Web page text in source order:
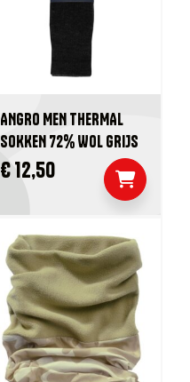
ANGRO MEN THERMAL
SOKKEN 72% WOL GRIJS
€ 12,50